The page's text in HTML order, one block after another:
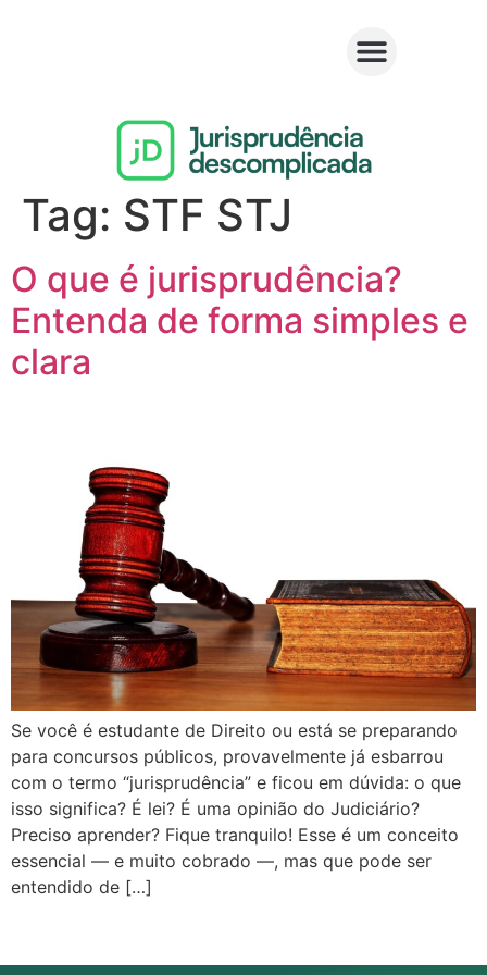
Tag: STF STJ
O que é jurisprudência?
Entenda de forma simples e
clara
Se você é estudante de Direito ou está se preparando
para concursos públicos, provavelmente já esbarrou
com o termo “jurisprudência” e ficou em dúvida: o que
isso significa? É lei? É uma opinião do Judiciário?
Preciso aprender? Fique tranquilo! Esse é um conceito
essencial — e muito cobrado —, mas que pode ser
entendido de […]